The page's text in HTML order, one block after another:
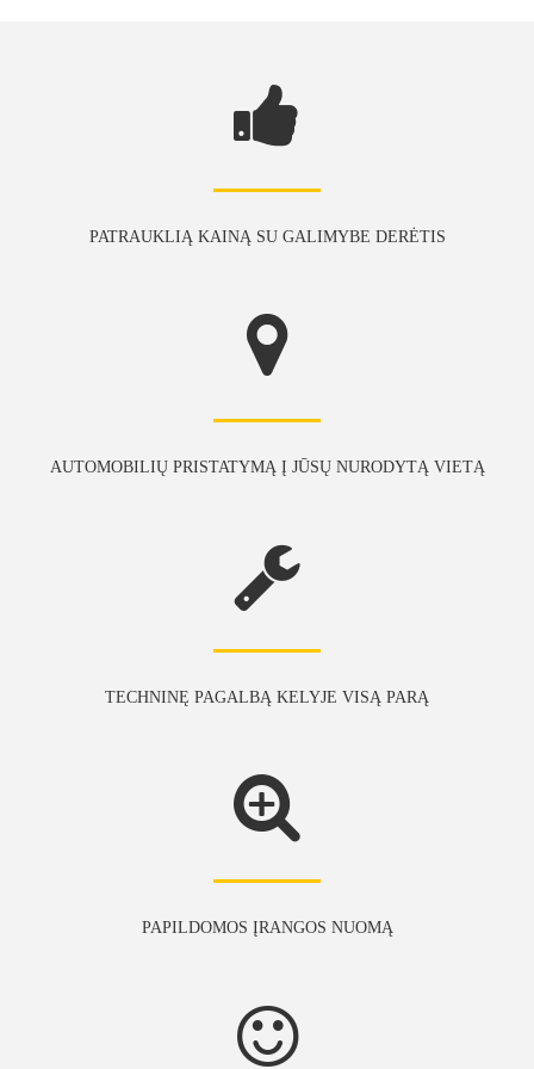
PATRAUKLIĄ KAINĄ SU GALIMYBE DERĖTIS
AUTOMOBILIŲ PRISTATYMĄ Į JŪSŲ NURODYTĄ VIETĄ
TECHNINĘ PAGALBĄ KELYJE VISĄ PARĄ
PAPILDOMOS ĮRANGOS NUOMĄ